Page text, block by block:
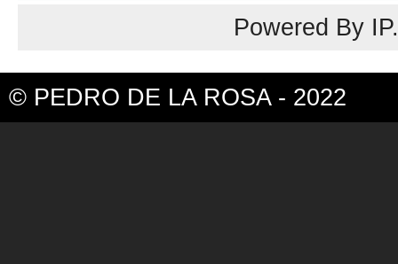
Powered By
© PEDRO DE LA ROSA - 2022